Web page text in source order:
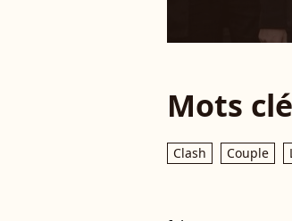
Mots
Clash Couple